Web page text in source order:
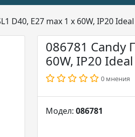
D40, E27 max 1 x 60W, IP20
086781 Candy
60W, IP20
0 мнения
Модел: 086781